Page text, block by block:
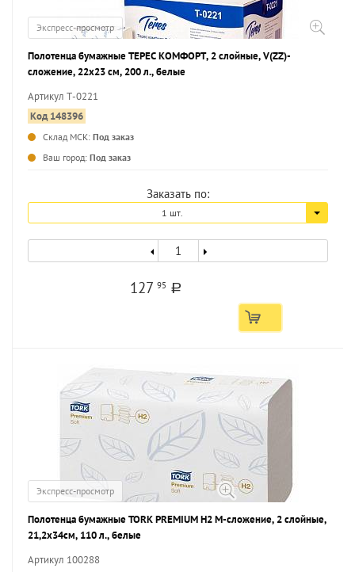
Экспресс-просмотр
Полотенца бумажные ТЕРЕС КОМФОРТ, 2 слойные, V(ZZ)-
сложение, 22х23 см, 200 л., белые
Артикул Т-0221
Код 148396
Склад МСК: Под заказ
Ваш город: Под заказ
Заказать по:
1 шт.
127 95 a
Экспресс-просмотр
Полотенца бумажные TORK PREMIUM H2 M-сложение, 2 слойные,
21,2х34см, 110 л., белые
Артикул 100288